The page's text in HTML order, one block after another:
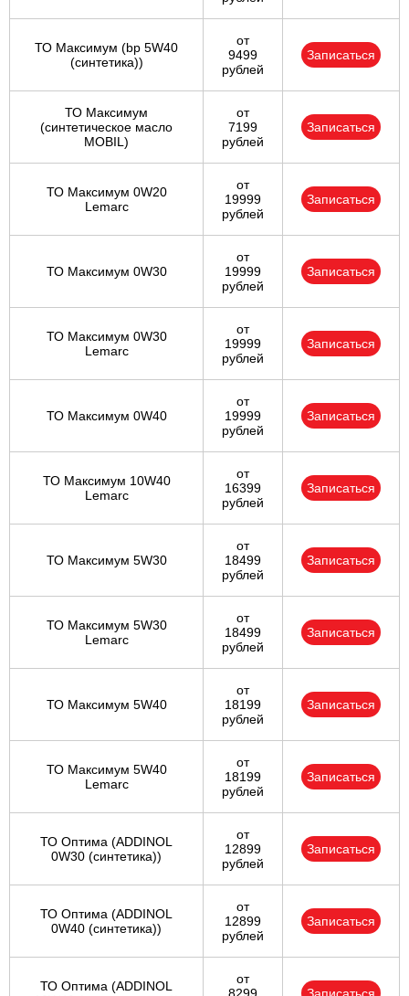
ТО Максимум (bp 5W40
(синтетика))
от
9499
рублей
Записаться
ТО Максимум
(cинтетическое масло
MOBIL)
от
7199
рублей
Записаться
ТО Максимум 0W20
Lemarc
от
19999
рублей
Записаться
ТО Максимум 0W30
от
19999
рублей
Записаться
ТО Максимум 0W30
Lemarc
от
19999
рублей
Записаться
ТО Максимум 0W40
от
19999
рублей
Записаться
ТО Максимум 10W40
Lemarc
от
16399
рублей
Записаться
ТО Максимум 5W30
от
18499
рублей
Записаться
ТО Максимум 5W30
Lemarc
от
18499
рублей
Записаться
ТО Максимум 5W40
от
18199
рублей
Записаться
ТО Максимум 5W40
Lemarc
от
18199
рублей
Записаться
ТО Оптима (ADDINOL
0W30 (синтетика))
от
12899
рублей
Записаться
ТО Оптима (ADDINOL
0W40 (синтетика))
от
12899
рублей
Записаться
ТО Оптима (ADDINOL
от